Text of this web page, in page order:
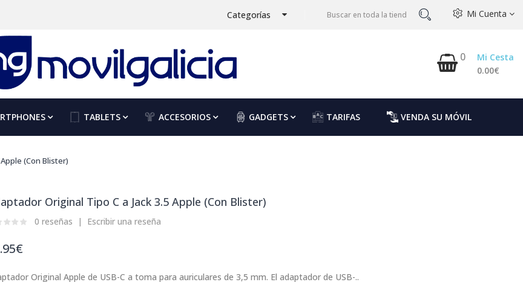
Categorías Mi Cuenta
0
Mi Cesta
0.00€
TABLETS ACCESORIOS GADGETS TARIFAS VENDA SU MÓVIL
(Con Blister)
Original Tipo C a Jack 3.5 Apple (Con Blister)
0 reseñas Escribir una reseña
Original Apple de USB-C a toma para auriculares de 3,5 mm. El adaptador de USB-..